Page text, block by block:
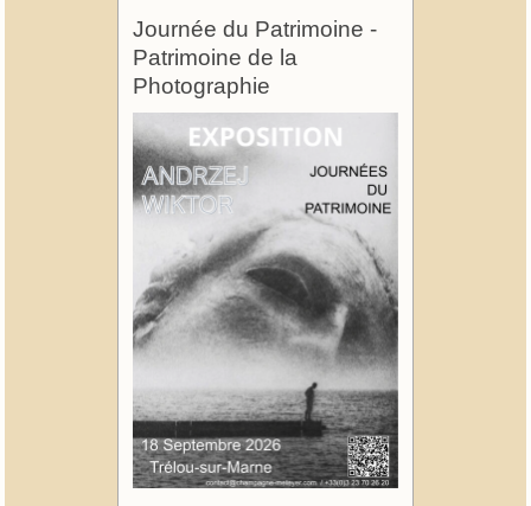
Journée du Patrimoine -
Patrimoine de la
Photographie